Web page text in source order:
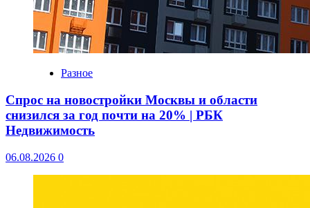
Разное
Спрос на новостройки Москвы и области
снизился за год почти на 20% | РБК
Недвижимость
06.08.2026 0